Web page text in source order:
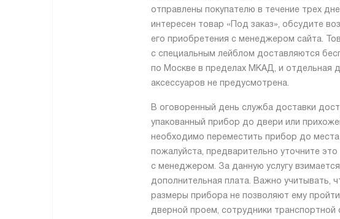
отправлены покупателю в течение трех
интересен товар «Под заказ», обсудите
его приобретения с менеджером сайта.
с специальным лейблом доставляются
по Москве в пределах МКАД, и отдельная
аксессуаров не предусмотрена.
В оговоренный день служба доставки
упакованный прибор до двери или
необходимо переместить прибор до места
пожалуйста, предварительно уточните это
с менеджером. За данную услугу взимается
дополнительная плата. Важно учитывать,
размеры прибора не позволяют ему
дверной проем, сотрудники транспортной